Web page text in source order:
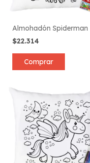
Almohadón Spiderman
$22.314
Comprar